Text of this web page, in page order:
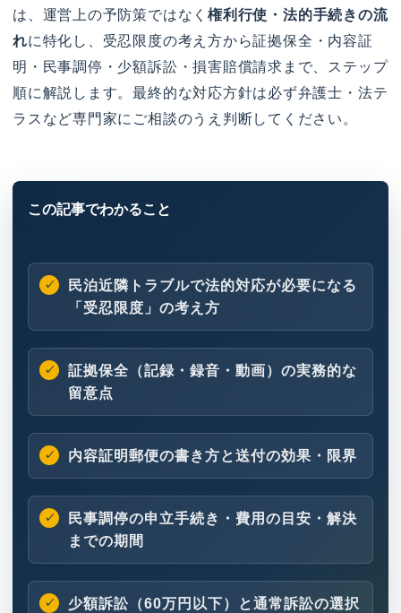
は、運営上の予防策ではなく権利行使・法的手続きの流
れに特化し、受忍限度の考え方から証拠保全・内容証
明・民事調停・少額訴訟・損害賠償請求まで、ステップ
順に解説します。最終的な対応方針は必ず弁護士・法テ
ラスなど専門家にご相談のうえ判断してください。
民泊近隣トラブルで法的対応が必要になる
「受忍限度」の考え方
証拠保全（記録・録音・動画）の実務的な
留意点
内容証明郵便の書き方と送付の効果・限界
民事調停の申立手続き・費用の目安・解決
までの期間
少額訴訟（60万円以下）と通常訴訟の選択